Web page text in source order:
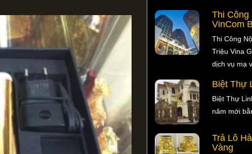
Thi Công
VinCom
Thi Công
Triệu Vina
dịch vụ mạ
Biệt Thự
Biệt Thự
năm mới
Trả Lô
Vàng